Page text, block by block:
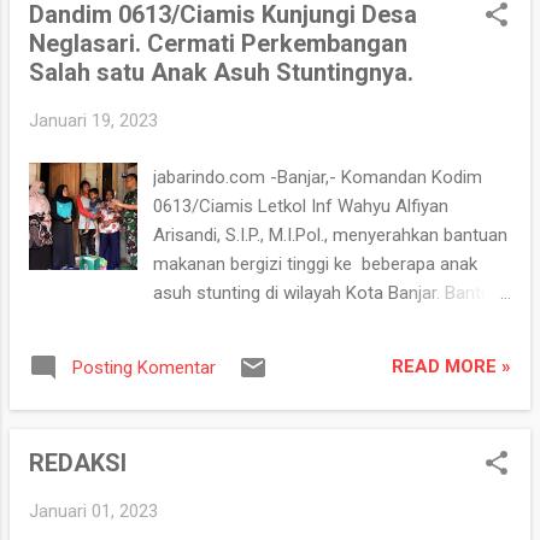
XII/Tpr Kolonel Inf Ferdial Lubis, MPICT., dan
Kapolres Kubu Raya, AKBP Arief Hidayat, SH,
S.I.K., diikuti personel gabungan dari TNI-Polri
hari ini sekitar pukul 13.50 WIB dalam rangka
pelantikan pengurus PMI Kalimantan Barat
periode 2022 - 2027 yang akan dilaksanakan
di Pendopo Gubernur Kalimantan Barat.
Mewakili Pangkogasgabpad PAM VVIP,
Lubis mengatakan, apel gelar pasukan ini
Dandim 0613/Ciamis Kunjungi Desa
Neglasari. Cermati Perkembangan
Salah satu Anak Asuh Stuntingnya.
Januari 19, 2023
jabarindo.com -Banjar,- Komandan Kodim
0613/Ciamis Letkol Inf Wahyu Alfiyan
Arisandi, S.I.P., M.I.Pol., menyerahkan bantuan
makanan bergizi tinggi ke beberapa anak
asuh stunting di wilayah Kota Banjar. Bantuan
Satu Anak asuh Stunting Dandim
0613/Ciamis yang beralamat di Dusun
Kecamatan Banjar, Kota Banjar, Jawa Barat,
tahun ini mengalami stunting sehingga perlu
Posting Komentar READ MORE »
REDAKSI
Januari 01, 2023